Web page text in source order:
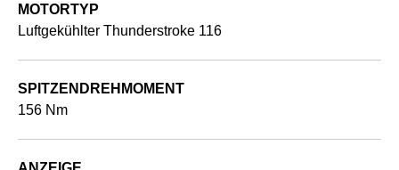
MOTORTYP
Luftgekühlter Thunderstroke 116
SPITZENDREHMOMENT
156 Nm